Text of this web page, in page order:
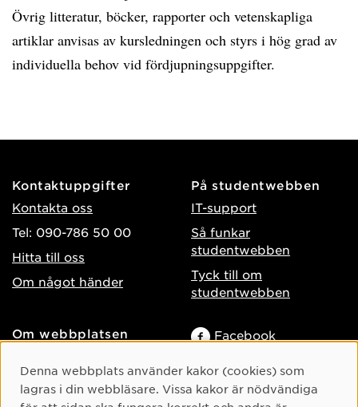
Övrig litteratur, böcker, rapporter och vetenskapliga
artiklar anvisas av kursledningen och styrs i hög grad av
individuella behov vid fördjupningsuppgifter.
Kontaktuppgifter
Kontakta oss
Tel: 090-786 50 00
Hitta till oss
Om något händer
På studentwebben
IT-support
Så funkar
studentwebben
Tyck till om
studentwebben
Om webbplatsen
Behandling av
personuppgifter
Facebook
TikTok
Cookie-samtycke
Denna webbplats använder kakor (cookies) som
lagras i din webbläsare. Vissa kakor är nödvändiga